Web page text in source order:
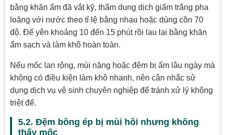
bằng khăn ẩm đã vắt kỹ, thấm dung dịch giấm trắng pha
loãng với nước theo tỉ lệ bằng nhau hoặc dùng cồn 70
độ. Để yên khoảng 10 đến 15 phút rồi lau lại bằng khăn
ẩm sạch và làm khô hoàn toàn.
Nếu mốc lan rộng, mùi nặng hoặc đệm bị ẩm lâu ngày mà
không có điều kiện làm khô nhanh, nên cân nhắc sử
dụng dịch vụ vệ sinh chuyên nghiệp để tránh xử lý không
triệt để.
5.2. Đệm bông ép bị mùi hôi nhưng không
thấy mốc